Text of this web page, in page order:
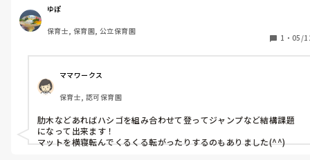
ちなみに今までにやったことがあるのは
・鉄棒　・トランポリン　・机を組み合せて滑り台
・バランスストーン　・トンネル
などです！
ゆぽ
保育士, 保育園, 公立保育園
1 ・ 05/
ママワークス
保育士, 認可保育園
肋木などあればハシゴを組み合わせて登ってジャンプなど結構課題
になって出来ます！
マットを横寝転んでくるくる転がったりするのもありました(^^)